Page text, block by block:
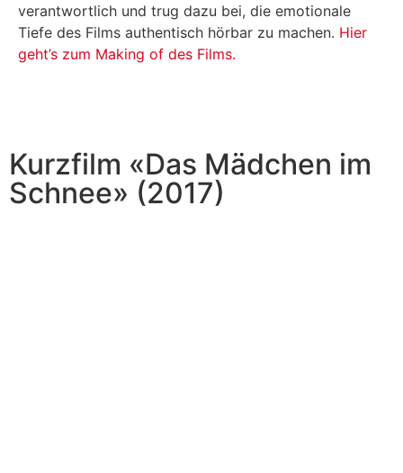
verantwortlich und trug dazu bei, die emotionale
Tiefe des Films authentisch hörbar zu machen. Hier
geht’s zum Making of des Films.
Kurzfilm «Das Mädchen im
Schnee» (2017)